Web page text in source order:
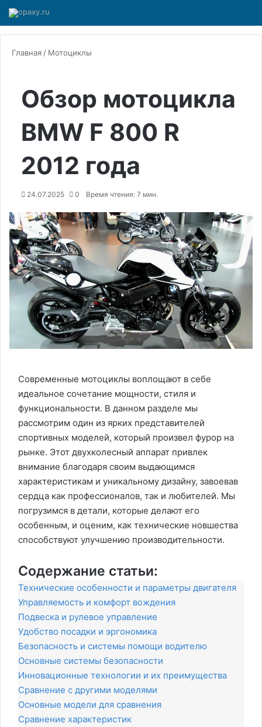
Главная / Мотоциклы
Обзор мотоцикла
BMW F 800 R
2012 года
24.07.2025 0 Время чтения: 7 мин.
Современные мотоциклы воплощают в себе
идеальное сочетание мощности, стиля и
функциональности. В данном разделе мы
рассмотрим один из ярких представителей
спортивных моделей, который произвел фурор на
рынке. Этот двухколесный аппарат привлек
внимание благодаря своим выдающимся
характеристикам и уникальному дизайну, завоевав
сердца как профессионалов, так и любителей. Мы
погрузимся в детали, которые делают его
особенным, и оценим, как технические новшества
способствуют улучшению производительности.
Содержание статьи:
Технические особенности и параметры двигателя
Управляемость и комфорт вождения
Подвеска и рулевое управление
Удобство посадки и эргономика
Безопасность и системы помощи водителю
Основные системы безопасности
Инновационные технологии и их преимущества
Сравнение с другими моделями
Основные модели для сравнения
Сравнение характеристик